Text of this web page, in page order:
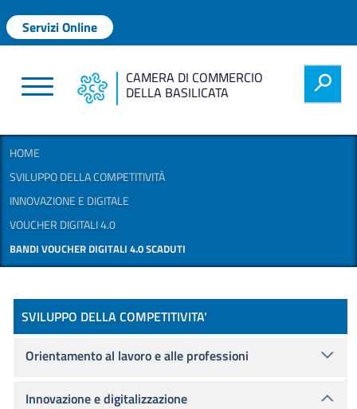
Menu profilo utente
Servizi Online
CAMERA DI COMMERCIO
DELLA BASILICATA h
HOME
SVILUPPO DELLA COMPETITIVITÀ
INNOVAZIONE E DIGITALE
VOUCHER DIGITALI 4.0
BANDI VOUCHER DIGITALI 4.0 SCADUTI
Promozione
SVILUPPO DELLA COMPETITIVITA'
Orientamento al lavoro e alle professioni
Innovazione e digitalizzazione